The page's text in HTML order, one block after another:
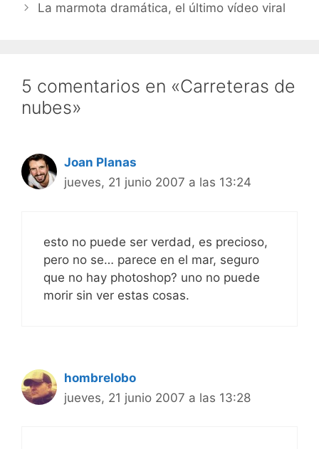
La marmota dramática, el último vídeo viral
5 comentarios en «Carreteras de
nubes»
Joan Planas
jueves, 21 junio 2007 a las 13:24
esto no puede ser verdad, es precioso,
pero no se… parece en el mar, seguro
que no hay photoshop? uno no puede
morir sin ver estas cosas.
hombrelobo
jueves, 21 junio 2007 a las 13:28